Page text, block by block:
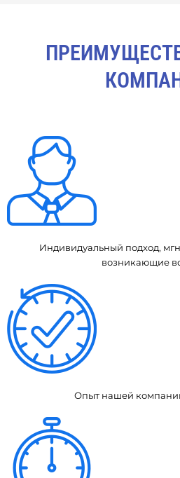
Индивидуальный подход,
возникающие
Опыт нашей